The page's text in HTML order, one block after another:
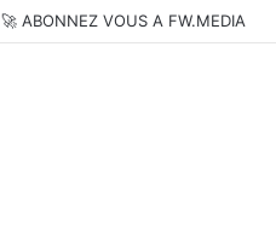
🚀 ABONNEZ VOUS A FW.MEDIA